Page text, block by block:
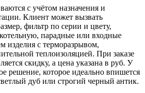
с учётом назначения и
Клиент может вызвать
фильтр по серии и цвету,
парадные или входные
изделия с терморазрывом,
теплоизоляцией. При заказе
скидку, а цена указана в руб. У
решение, которое идеально впишется
дуб или строгий черный антик.